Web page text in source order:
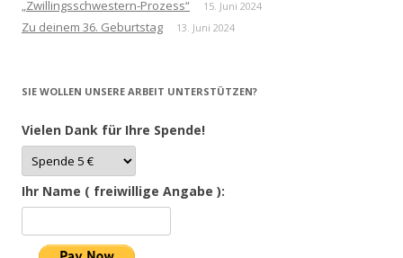
„Zwillingsschwestern-Prozess“
15. Juni 2024
Zu deinem 36. Geburtstag 13. Juni 2024
SIE WOLLEN UNSERE ARBEIT UNTERSTÜTZEN?
Vielen Dank für Ihre Spende!
Ihr Name ( freiwillige Angabe ):